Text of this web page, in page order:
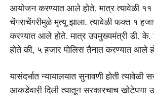
आयोजन करण्यात आले होते. मात्र त्यावेळी ११
चेंगराचेंगरीमुळे मृत्यू झाला. त्यावेळी फक्त १
करण्यात आले होते. मात्र उपमुख्यमंत्री डी. के.
होते की, ५ हजार पोलिस तैनात करण्यात आले
यासंदर्भात न्यायालयात सुनावणी होती त्यावेळी
आकडेवारी दिली त्यातून सरकारचाच खोटेपणा